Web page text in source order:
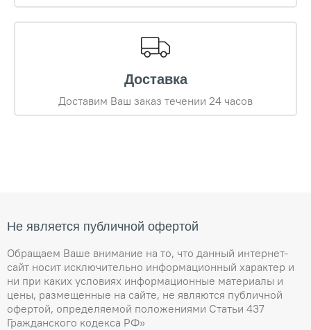
Доставка
Доставим Ваш заказ течении 24 часов
Не является публичной офертой
Обращаем Ваше внимание на то, что данный интернет-
сайт носит исключительно информационный характер и
ни при каких условиях информационные материалы и
цены, размещенные на сайте, не являются публичной
офертой, определяемой положениями Статьи 437
Гражданского кодекса РФ»